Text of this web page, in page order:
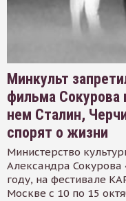
Минкульт
фильма Сокурова
нем Сталин,
спорят о жизни
Министерство
Александра
году, на фестивале
Москве с 10 по 15